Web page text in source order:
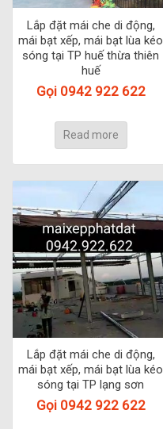
Lắp đặt mái che di động,
mái bạt xếp, mái bạt lùa kéo
sóng tại TP huế thừa thiên
huế
Gọi 0942 922 622
Read more
Lắp đặt mái che di động,
mái bạt xếp, mái bạt lùa kéo
sóng tại TP lạng sơn
Gọi 0942 922 622